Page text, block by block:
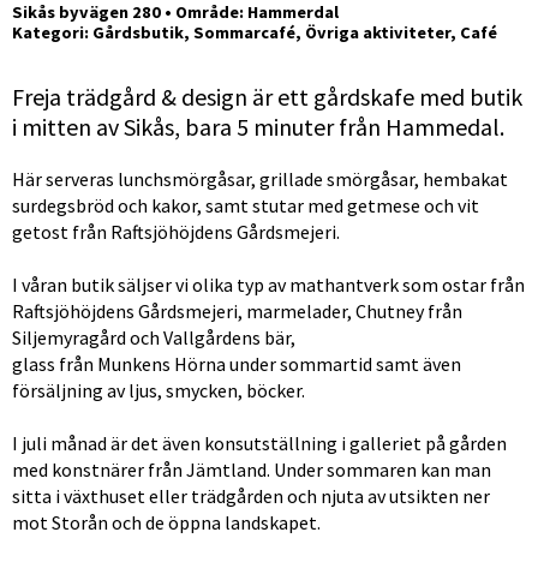
Sikås byvägen 280 • Område: Hammerdal
Kategori: Gårdsbutik, Sommarcafé, Övriga aktiviteter, Café
Freja trädgård & design är ett gårdskafe med butik
i mitten av Sikås, bara 5 minuter från Hammedal.
Här serveras lunchsmörgåsar, grillade smörgåsar, hembakat
surdegsbröd och kakor, samt stutar med getmese och vit
getost från Raftsjöhöjdens Gårdsmejeri.
I våran butik säljser vi olika typ av mathantverk som ostar från
Raftsjöhöjdens Gårdsmejeri, marmelader, Chutney från
Siljemyragård och Vallgårdens bär,
glass från Munkens Hörna under sommartid samt även
försäljning av ljus, smycken, böcker.
I juli månad är det även konsutställning i galleriet på gården
med konstnärer från Jämtland. Under sommaren kan man
sitta i växthuset eller trädgården och njuta av utsikten ner
mot Storån och de öppna landskapet.